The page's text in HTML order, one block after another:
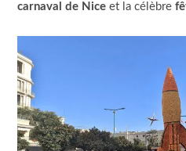
carnaval de Niceet la célèbre